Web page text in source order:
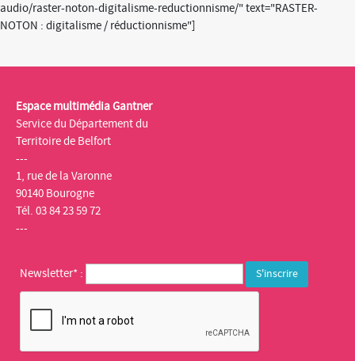
audio/raster-noton-digitalisme-reductionnisme/" text="RASTER-
NOTON : digitalisme / réductionnisme"]
Espace multimédia Gantner
Service du Département du
Territoire de Belfort
---
1, rue de la Varonne
90140 Bourogne
Tél. 03 84 23 59 72
---
Newsletter* :